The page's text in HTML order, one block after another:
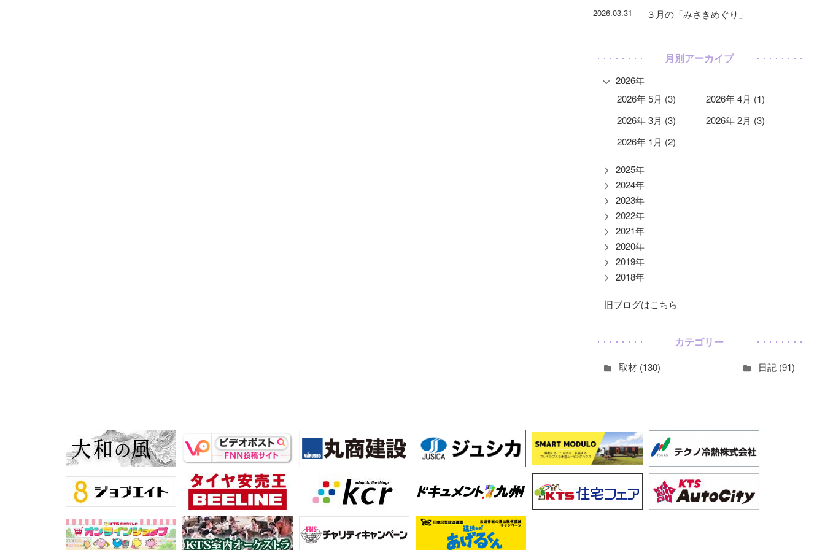
2026.03.31 ３月の「みさきめぐり」
月別アーカイブ
2026年
2026年 5月 (3)
2026年 4月 (1)
2026年 3月 (3)
2026年 2月 (3)
2026年 1月 (2)
2025年
2024年
2023年
2022年
2021年
2020年
2019年
2018年
旧ブログはこちら
カテゴリー
取材 (130) 日記 (91)